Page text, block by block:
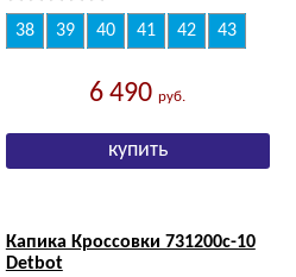
38 39 40 41 42 43
6 490руб.
Капика Кроссовки 731200с-10
Detbot